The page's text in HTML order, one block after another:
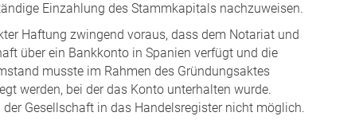
Einzahlung des Stammkapitals nachzuweisen.
Haftung zwingend voraus, dass dem Notariat und
über ein Bankkonto in Spanien verfügt und die
musste im Rahmen des Gründungsaktes
werden, bei der das Konto unterhalten wurde.
Gesellschaft in das Handelsregister nicht möglich.